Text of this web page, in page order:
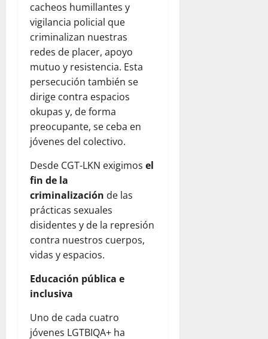
cacheos humillantes y
vigilancia policial que
criminalizan nuestras
redes de placer, apoyo
mutuo y resistencia. Esta
persecución también se
dirige contra espacios
okupas y, de forma
preocupante, se ceba en
jóvenes del colectivo.
Desde CGT-LKN exigimos el
fin de la
criminalización de las
prácticas sexuales
disidentes y de la represión
contra nuestros cuerpos,
vidas y espacios.
Educación pública e
inclusiva
Uno de cada cuatro
jóvenes LGTBIQA+ ha